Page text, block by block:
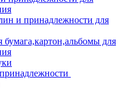
и принадлежности для
бумага,картон,альбомы для